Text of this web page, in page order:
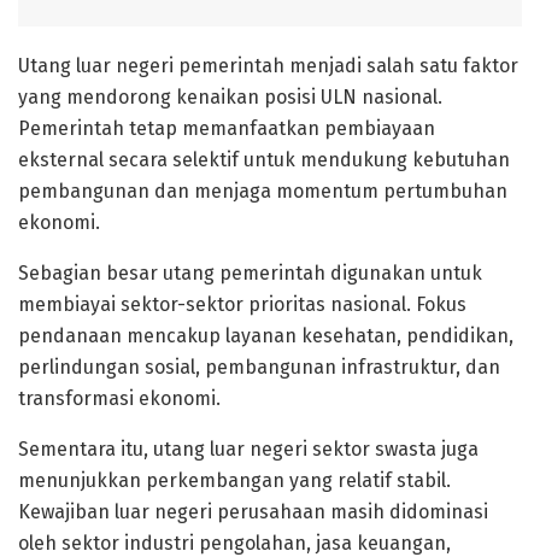
Utang luar negeri pemerintah menjadi salah satu faktor
yang mendorong kenaikan posisi ULN nasional.
Pemerintah tetap memanfaatkan pembiayaan
eksternal secara selektif untuk mendukung kebutuhan
pembangunan dan menjaga momentum pertumbuhan
ekonomi.
Sebagian besar utang pemerintah digunakan untuk
membiayai sektor-sektor prioritas nasional. Fokus
pendanaan mencakup layanan kesehatan, pendidikan,
perlindungan sosial, pembangunan infrastruktur, dan
transformasi ekonomi.
Sementara itu, utang luar negeri sektor swasta juga
menunjukkan perkembangan yang relatif stabil.
Kewajiban luar negeri perusahaan masih didominasi
oleh sektor industri pengolahan, jasa keuangan,